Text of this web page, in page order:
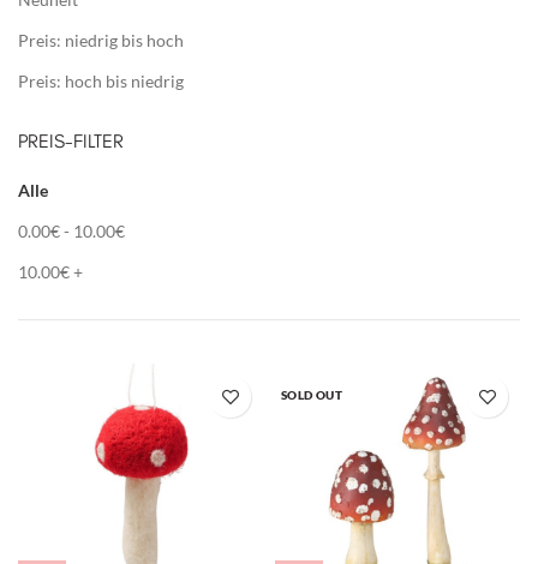
Preis: niedrig bis hoch
Preis: hoch bis niedrig
PREIS-FILTER
Alle
0.00€- 10.00€
10.00€+
SOLD OUT